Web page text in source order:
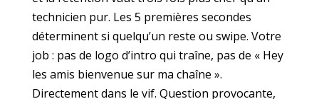
technicien pur. Les 5 premières secondes
déterminent si quelqu’un reste ou swipe. Votre
job : pas de logo d’intro qui traîne, pas de « Hey
les amis bienvenue sur ma chaîne ».
Directement dans le vif. Question provocante,